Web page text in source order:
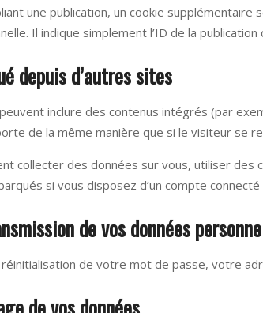
une publication, un cookie
Il indique simplement l’ID de la
depuis d’autres sites
inclure des contenus intégrés (par
de la même manière que si le visiteur se
collecter des données sur vous, utiliser
si vous disposez d’un compte
de vos données
de votre mot de passe, votre